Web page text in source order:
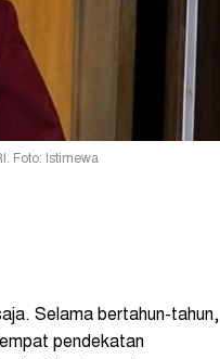
Foto: Istimewa
Selama bertahun-tahun,
pendekatan